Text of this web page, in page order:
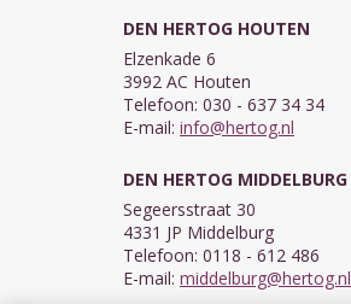
DEN HERTOG HOUTEN
Elzenkade 6
3992 AC Houten
Telefoon: 030 - 637 34 34
E-mail: info@hertog.nl
DEN HERTOG MIDDELBURG
Segeersstraat 30
4331 JP Middelburg
Telefoon: 0118 - 612 486
E-mail: middelburg@hertog.nl